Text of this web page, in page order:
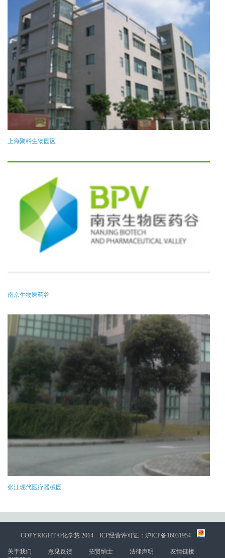
上海聚科生物园区
南京生物医药谷
张江现代医疗器械园
COPYRIGHT ©化学慧 2014 ICP经营许可证：沪ICP备16031954
关于我们 意见反馈 招贤纳士 法律声明
友情链接